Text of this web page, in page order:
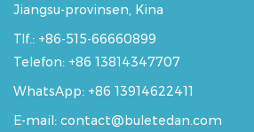
Jiangsu-provinsen, Kina
Tlf.: +86-515-66660899
Telefon: +86 13814347707
WhatsApp: +86 13914622411
E-mail: contact@buletedan.com